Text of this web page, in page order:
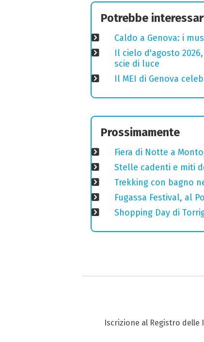
Potrebbe
Caldo a Genova: i
Il cielo d'agosto
scie di luce
Il MEI di Genova
Prossimamente
Fiera di Notte a
Stelle cadenti e miti
Trekking con bagno
Fugassa Festival, al
Shopping Day di
Iscrizione al Registro delle